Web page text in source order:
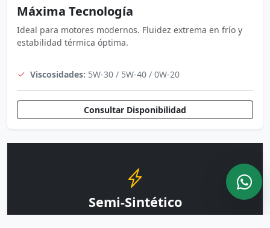
Máxima Tecnología
Ideal para motores modernos. Fluidez extrema en frío y
estabilidad térmica óptima.
Viscosidades: 5W-30 / 5W-40 / 0W-20
Consultar Disponibilidad
Semi-Sintético